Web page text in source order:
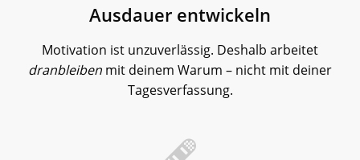
Ausdauer entwickeln
Motivation ist unzuverlässig. Deshalb arbeitet
dranbleiben mit deinem Warum – nicht mit deiner
Tagesverfassung.